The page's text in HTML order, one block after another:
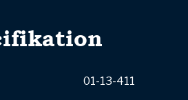
01-13-411